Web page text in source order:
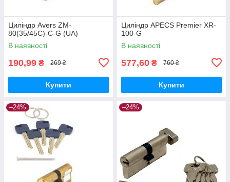
Циліндр Avers ZM-
80(35/45C)-C-G (UA)
В наявності
190,99 ₴ 269 ₴
Купити
Циліндр APECS Premier XR-
100-G
В наявності
577,60 ₴ 760 ₴
Купити
–24% –24%